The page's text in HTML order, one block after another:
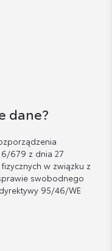
dane?
679 z dnia 27
w związku z
swobodnego
95/46/WE